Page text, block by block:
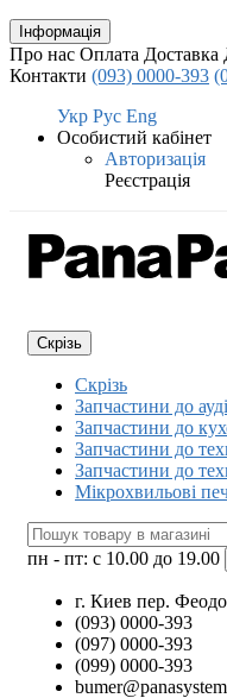
Інформація
Про нас Оплата Доставка
Контакти (093) 0000-393
Укр Рус Eng
Особистий кабінет
Авторизація
Реєстрація
Скрізь
Скрізь
Запчастини до
Запчастини до
Запчастини до
Запчастини до
Мікрохвильові
пн - пт: с 10.00 до 19.00
г. Киев пер.
(093) 0000-393
(097) 0000-393
(099) 0000-393